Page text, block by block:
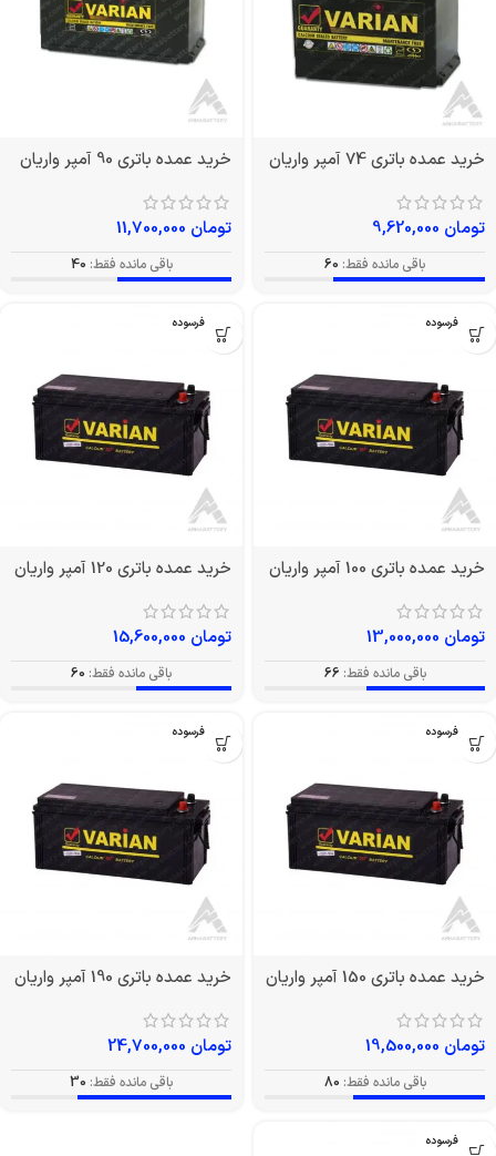
خرید عمده باتری 74 آمپر واریان
تومان
باقی مانده فقط: 60
خرید عمده باتری 90 آمپر واریان
تومان
باقی مانده فقط: 40
بدون فرسوده
خرید عمده باتری 100 آمپر واریان
تومان
باقی مانده فقط: 66
بدون فرسوده
خرید عمده باتری 120 آمپر واریان
تومان
باقی مانده فقط: 60
بدون فرسوده
خرید عمده باتری 150 آمپر واریان
تومان
باقی مانده فقط: 80
بدون فرسوده
خرید عمده باتری 190 آمپر واریان
تومان
باقی مانده فقط: 30
بدون فرسوده